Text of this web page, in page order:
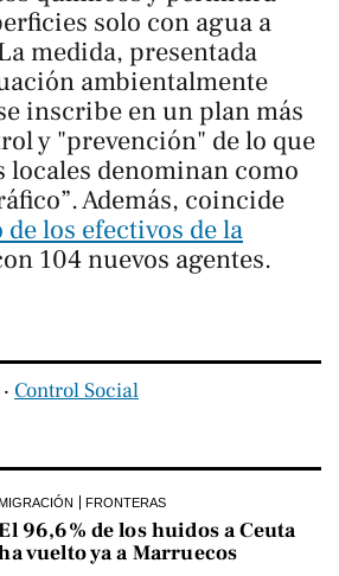
solo con agua a
medida, presentada
ambientalmente
inscribe en un plan más
y "prevención" de lo que
locales denominan como
Además, coincide
los efectivos de la
104 nuevos agentes.
‧ Control Social
MIGRACIÓN FRONTERAS
96,6% de los huidos a Ceuta
vuelto ya a Marruecos